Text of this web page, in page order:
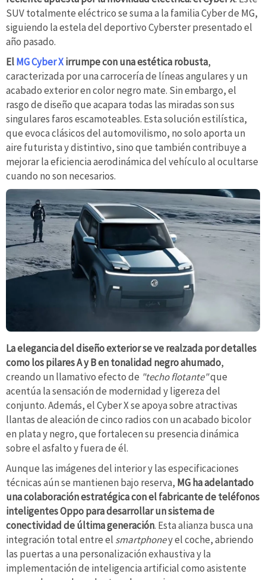
SUV totalmente eléctrico se suma a la familia Cyber de MG,
siguiendo la estela del deportivo Cyberster presentado el
año pasado.
ElMG Cyber Xirrumpe con una estética robusta,
caracterizada por una carrocería de líneas angulares y un
acabado exterior en color negro mate. Sin embargo, el
rasgo de diseño que acapara todas las miradas son sus
singulares faros escamoteables. Esta solución estilística,
que evoca clásicos del automovilismo, no solo aporta un
aire futurista y distintivo, sino que también contribuye a
mejorar la eficiencia aerodinámica del vehículo al ocultarse
cuando no son necesarios.
La elegancia del diseño exterior se ve realzada por detalles
como los pilares A y B en tonalidad negro ahumado,
creando un llamativo efecto de "techo flotante"que
acentúa la sensación de modernidad y ligereza del
conjunto. Además, el Cyber X se apoya sobre atractivas
llantas de aleación de cinco radios con un acabado bicolor
en plata y negro, que fortalecen su presencia dinámica
sobre el asfalto y fuera de él.
Aunque las imágenes del interior y las especificaciones
técnicas aún se mantienen bajo reserva, MG ha adelantado
una colaboración estratégica con el fabricante de teléfonos
inteligentes Oppo para desarrollar un sistema de
conectividad de última generación. Esta alianza busca una
integración total entre el smartphoney el coche, abriendo
las puertas a una personalización exhaustiva y la
implementación de inteligencia artificial como asistente